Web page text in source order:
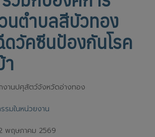
นตำบลสีบัวทอง
วัคซีนป้องกันโรค
งานปศุสัตว์จังหวัดอ่างทอง
รมในหน่วยงาน
พฤษภาคม 2569